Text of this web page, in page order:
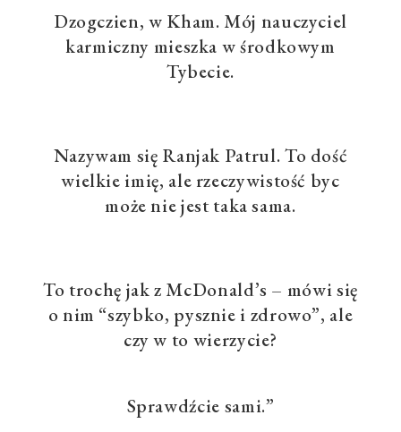
Dzogczien, w Kham. Mój nauczyciel
karmiczny mieszka w środkowym
Tybecie.
Nazywam się Ranjak Patrul. To dość
wielkie imię, ale rzeczywistość byc
może nie jest taka sama.
To trochę jak z McDonald’s – mówi się
o nim “szybko, pysznie i zdrowo”, ale
czy w to wierzycie?
Sprawdźcie sami.”